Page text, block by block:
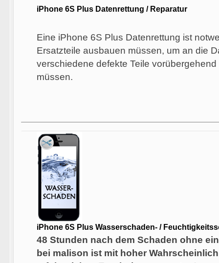
iPhone 6S Plus Datenrettung / Reparatur
Eine iPhone 6S Plus Datenrettung ist
Ersatzteile ausbauen müssen, um an die
verschiedene defekte Teile
müssen.
iPhone 6S Plus Wasserschaden- /
48 Stunden nach dem Schaden ohne
bei malison ist mit hoher